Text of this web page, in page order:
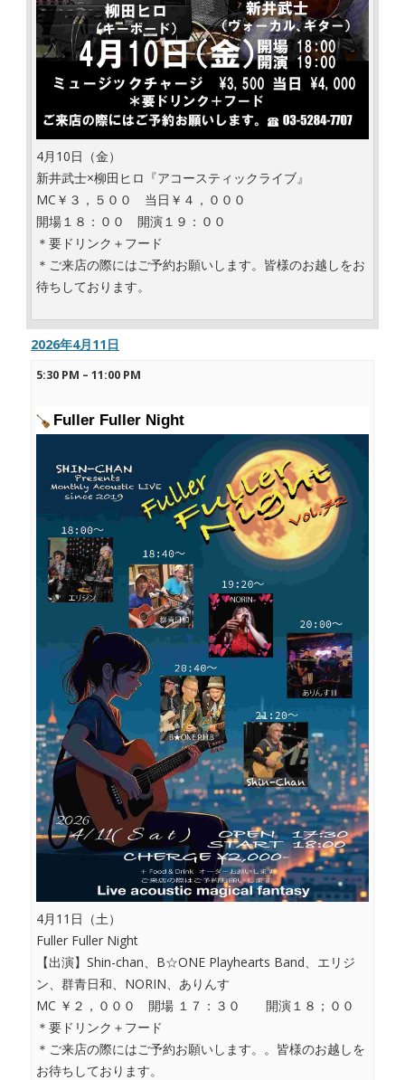
4月10日（金）
新井武士×柳田ヒロ『アコースティックライブ』
MC￥３，５００ 当日￥４，０００
開場１８：００ 開演１９：００
＊要ドリンク＋フード
＊ご来店の際にはご予約お願いします。皆様のお越しをお
待ちしております。
2026年4月11日
5:30 PM – 11:00 PM
Fuller Fuller Night
4月11日（土）
Fuller Fuller Night
【出演】Shin-chan、B☆ONE Playhearts Band、エリジ
ン、群青日和、NORIN、ありんす
MC ￥２，０００ 開場 １７：３０ 開演１８；００
＊要ドリンク＋フード
＊ご来店の際にはご予約お願いします。。皆様のお越しを
お待ちしております。